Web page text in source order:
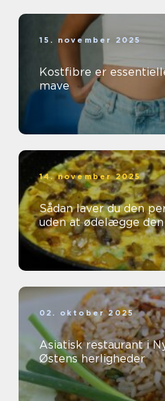
15. november 2025
Kostfibre er
mave
14. november 2025
Sådan laver du den
uden at ødelægge den
02. oktober 2025
Asiatisk restaurant i
Østens herligheder